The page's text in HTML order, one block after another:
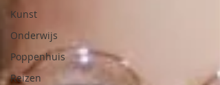
Kunst
Onderwijs
Poppenhuis
Reizen